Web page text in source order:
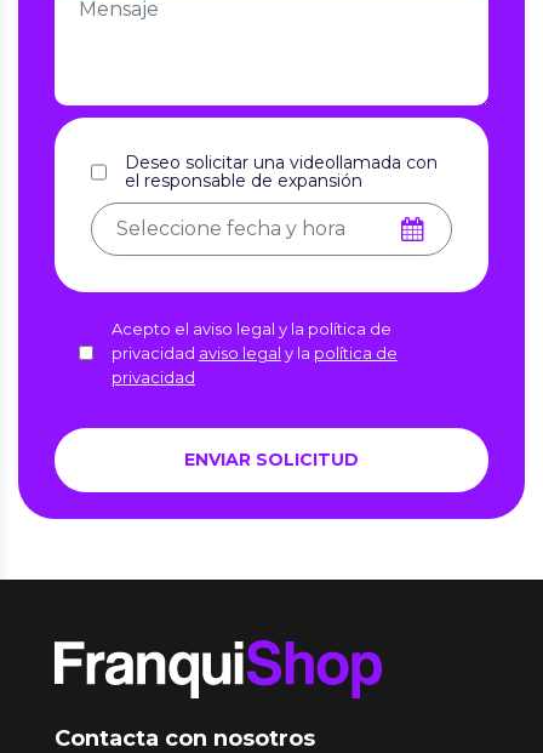
Deseo solicitar una videollamada con
el responsable de expansión
Acepto el aviso legal y la política de
privacidad aviso legal y la política de
privacidad
Contacta con nosotros